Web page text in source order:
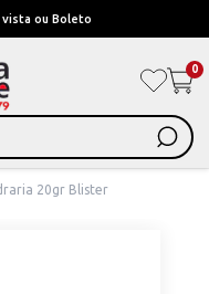
Pague em Até 6x
0
20gr Blister